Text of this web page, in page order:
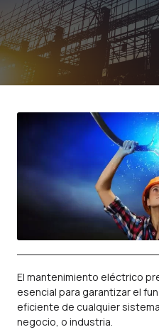
El mantenimiento eléctrico
esencial para garantizar el
eficiente de cualquier
negocio, o industria.